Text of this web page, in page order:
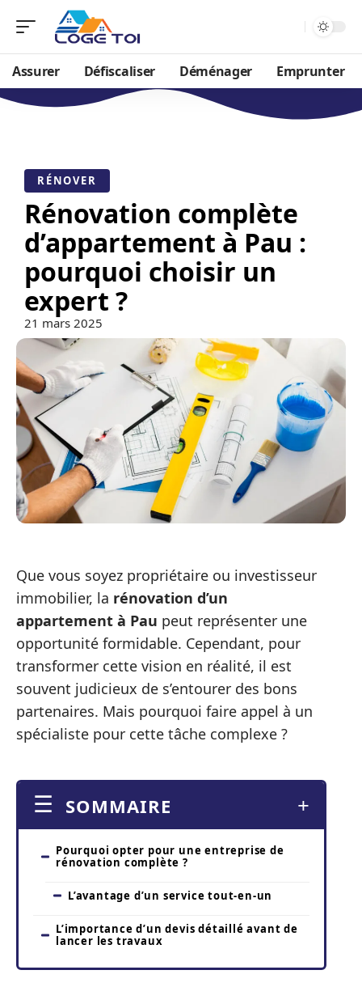
Assurer Défiscaliser Déménager Emprunter
RÉNOVER
Rénovation complète
d’appartement à Pau :
pourquoi choisir un
expert ?
21 mars 2025
Que vous soyez propriétaire ou investisseur
immobilier, la rénovation d’un
appartement à Pau peut représenter une
opportunité formidable. Cependant, pour
transformer cette vision en réalité, il est
souvent judicieux de s’entourer des bons
partenaires. Mais pourquoi faire appel à un
spécialiste pour cette tâche complexe ?
SOMMAIRE
Pourquoi opter pour une entreprise de
rénovation complète ?
L’avantage d’un service tout-en-un
L’importance d’un devis détaillé avant de
lancer les travaux